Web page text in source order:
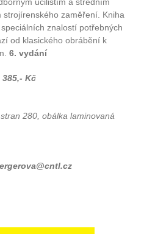
zaměření. Kniha
znalostí potřebných
od klasického obrábění k
6. vydání
Kč
280, obálka laminovaná